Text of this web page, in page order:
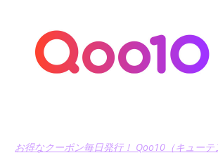
お得なクーポン毎日発行！ Qoo10（キューテ